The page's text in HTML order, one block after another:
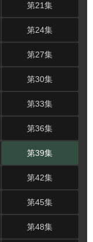
第21集
第24集
第27集
第30集
第33集
第36集
第39集
第42集
第45集
第48集